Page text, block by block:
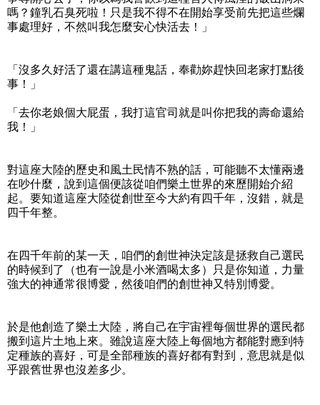
嗎？鐘乳石臭死啦！只是我不得不在開始享受前先把這些爛
事處理好，不然叫我怎麼安心快活去！」
「沒多久好活了還在講這種鬼話，奉勸妳趕快回老家打點後
事！」
「去你老娘個大屁蛋，我打這官司就是叫你把我的壽命還給
我！」
對這座大陸的歷史和風土民情不熟的話，可能聽不太懂兩邊
在吵什麼，說到這個便該從咱們樂土世界的來歷開始介紹
起。要知道這座大陸從創世至今大約有四千年，沒錯，就是
四千年整。
在四千年前的某一天，咱們的創世神決定該是拯救自己選民
的時候到了（也有一說是小米酒喝太多）只是你知道，力量
強大的神通常很博愛，然後咱們的創世神又特別博愛。
於是他創造了樂土大陸，將自己在宇宙裡每個世界的選民都
搬到這片土地上來。雖說這座大陸上每個地方都能對應到特
定種族的喜好，可是全部種族的喜好都有對到，意思就是似
乎跟舊世界也沒差多少。